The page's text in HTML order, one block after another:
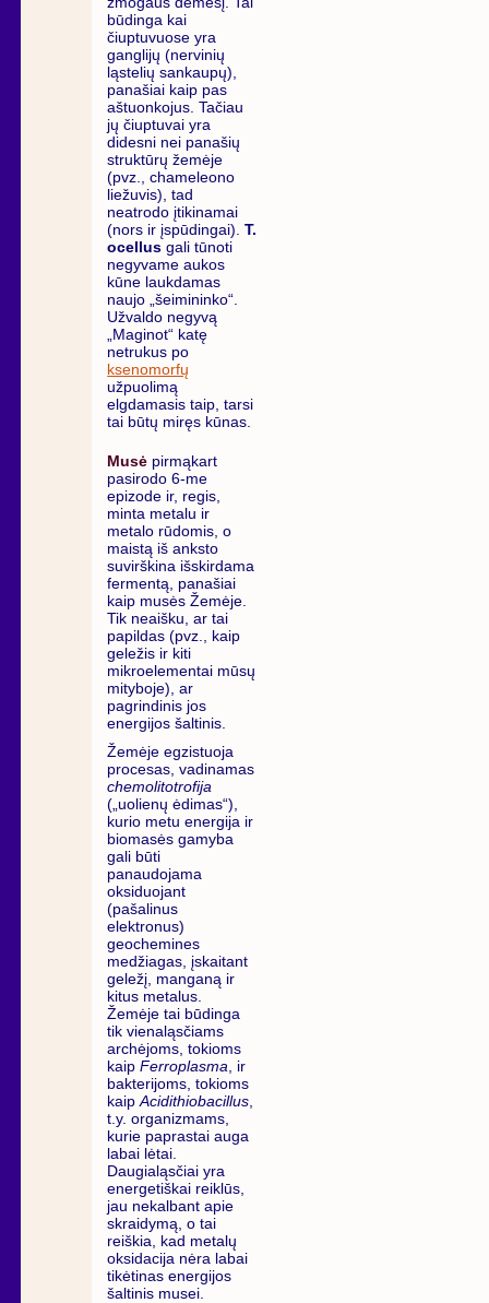
būdinga kai
čiuptuvuose yra
ganglijų (nervinių
ląstelių sankaupų),
panašiai kaip pas
aštuonkojus. Tačiau
jų čiuptuvai yra
didesni nei panašių
struktūrų žemėje
(pvz., chameleono
liežuvis), tad
neatrodo įtikinamai
(nors ir įspūdingai).T.
ocellus gali tūnoti
negyvame aukos
kūne laukdamas
naujo „šeimininko“.
Užvaldo negyvą
„Maginot“ katę
netrukus po
ksenomorfų
užpuolimą
elgdamasis taip, tarsi
tai būtų miręs kūnas.
Musė pirmąkart
pasirodo 6-me
epizode ir, regis,
minta metalu ir
metalo rūdomis, o
maistą iš anksto
suvirškina išskirdama
fermentą, panašiai
kaip musės Žemėje.
Tik neaišku, ar tai
papildas (pvz., kaip
geležis ir kiti
mikroelementai mūsų
mityboje), ar
pagrindinis jos
energijos šaltinis.
Žemėje egzistuoja
procesas, vadinamas
chemolitotrofija
(„uolienų ėdimas“),
kurio metu energija ir
biomasės gamyba
gali būti
panaudojama
oksiduojant
(pašalinus
elektronus)
geochemines
medžiagas, įskaitant
geležį, manganą ir
kitus metalus.
Žemėje tai būdinga
tik vienaląsčiams
archėjoms, tokioms
kaipFerroplasma , ir
bakterijoms, tokioms
kaipAcidithiobacillus
t.y. organizmams,
kurie paprastai auga
labai lėtai.
Daugialąsčiai yra
energetiškai reiklūs,
jau nekalbant apie
skraidymą, o tai
reiškia, kad metalų
oksidacija nėra labai
tikėtinas energijos
šaltinis musei.